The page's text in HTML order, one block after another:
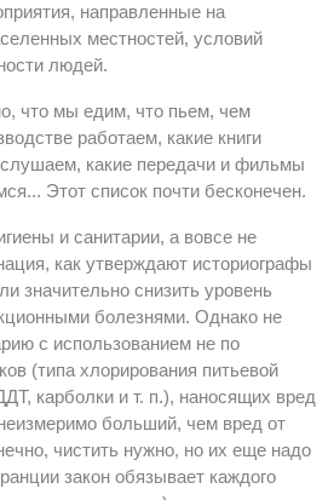
направленные на
местностей, условий
людей.
что мы едим, что пьем, чем
работаем, какие книги
какие передачи и фильмы
Этот список почти бесконечен.
и санитарии, а вовсе не
как утверждают историографы
значительно снизить уровень
болезнями. Однако не
с использованием не по
(типа хлорирования питьевой
карболки и т. п.), наносящих вред
больший, чем вред от
чистить нужно, но их еще надо
закон обязывает каждого